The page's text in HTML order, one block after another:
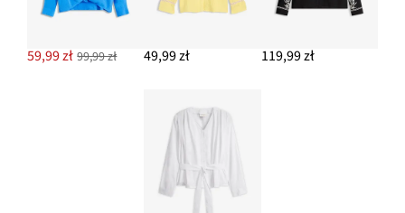
59,99 zł 99,99 zł 49,99 zł 119,99 zł